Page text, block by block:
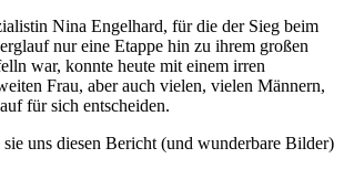
Nina Engelhard, für die der Sieg beim
nur eine Etappe hin zu ihrem großen
war, konnte heute mit einem irren
Frau, aber auch vielen, vielen Männern,
für sich entscheiden.
uns diesen Bericht (und wunderbare Bilder)